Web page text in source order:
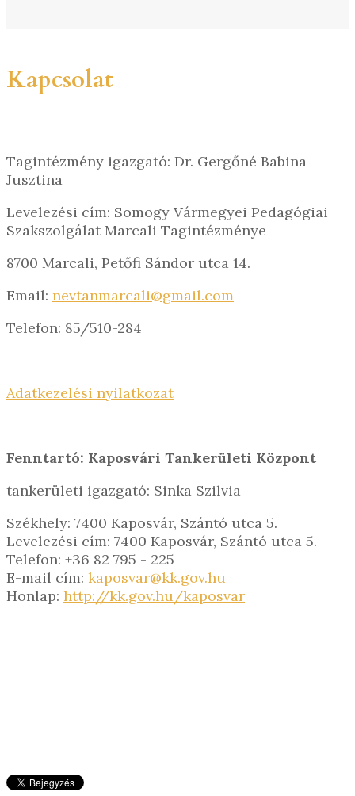
Kapcsolat
Tagintézmény igazgató: Dr. Gergőné Babina
Jusztina
Levelezési cím: Somogy Vármegyei Pedagógiai
Szakszolgálat Marcali Tagintézménye
8700 Marcali, Petőfi Sándor utca 14.
Email: nevtanmarcali@gmail.com
Telefon: 85/510-284
Adatkezelési nyilatkozat
Fenntartó: Kaposvári Tankerületi Központ
tankerületi igazgató: Sinka Szilvia
Székhely: 7400 Kaposvár, Szántó utca 5.
Levelezési cím: 7400 Kaposvár, Szántó utca 5.
Telefon: +36 82 795 - 225
E-mail cím: kaposvar@kk.gov.hu
Honlap: http://kk.gov.hu/kaposvar